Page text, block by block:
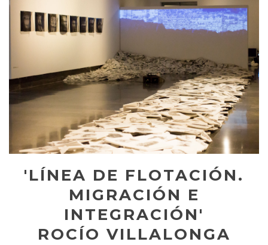
'LÍNEA DE FLOTACIÓN.
MIGRACIÓN E
INTEGRACIÓN'
ROCÍO VILLALONGA